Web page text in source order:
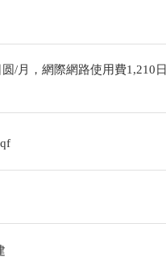
/月，網際網路使用費1,210日